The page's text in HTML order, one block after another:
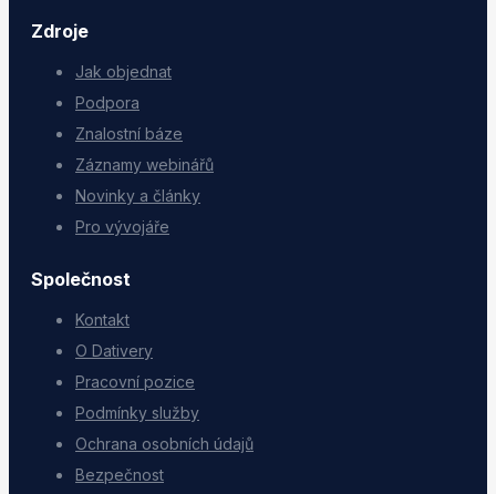
Zdroje
Jak objednat
Podpora
Znalostní báze
Záznamy webinářů
Novinky a články
Pro vývojáře
Společnost
Kontakt
O Dativery
Pracovní pozice
Podmínky služby
Ochrana osobních údajů
Bezpečnost